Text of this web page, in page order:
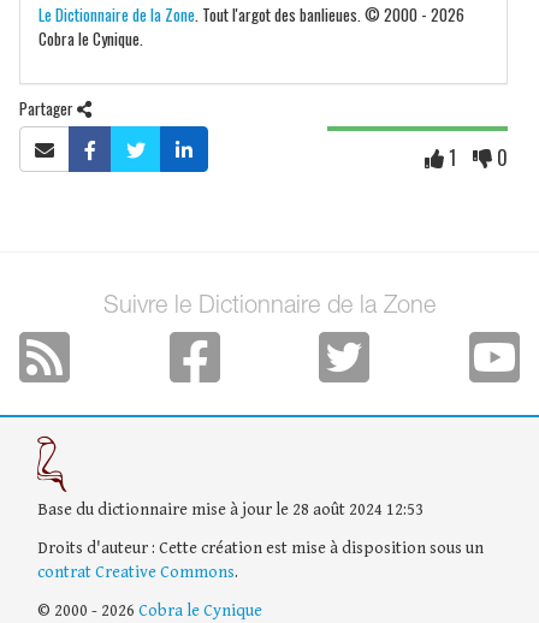
Le Dictionnaire de la Zone . Tout l'argot des banlieues. © 2000 - 2026
Cobra le Cynique.
Partager
1 0
Suivre le Dictionnaire de la Zone
Base du dictionnaire mise à jour le 28 août 2024 12:53
Droits d'auteur : Cette création est mise à disposition sous un
contrat Creative Commons.
© 2000 - 2026 Cobra le Cynique